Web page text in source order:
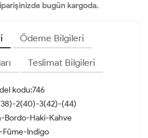
bugün kargoda.
Ödeme Bilgileri
Teslimat Bilgileri
kodu:746
38)-2(40)-3(42)-(44)
Bordo-Haki-Kahve
Füme-İndigo